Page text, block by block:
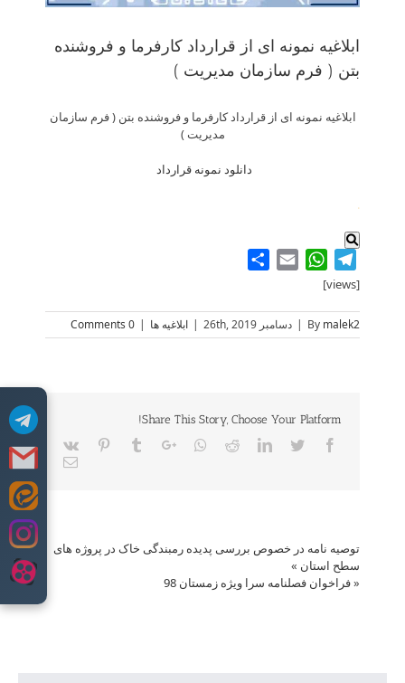
ابلاغیه نمونه ای از قرارداد کارفرما و فروشنده
بتن ( فرم سازمان مدیریت )
ابلاغیه نمونه ای از قرارداد کارفرما و فروشنده بتن ( فرم سازمان
مدیریت )
دانلود نمونه قرارداد
.
Telegram
WhatsApp
Email
[views]
By malek2
| دسامبر 26th, 2019 | ابلاغیه ها |
0 Comments
Share This Story, Choose Your Platform!
Facebook
Twitter
LinkedIn
Reddit
Whatsapp
Google+
Tumblr
Pinterest
Vk
Email
توصیه نامه در‌ خصوص بررسی پدیده رمبندگی خاک در پروژه های
سطح استان »
«فراخوان فصلنامه سرا ویژه زمستان 98